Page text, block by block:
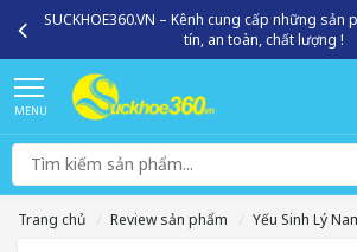
Miễn phí giao hàng toàn quốc - Giao nhanh 2h
MENU
Trang chủ Review sản phẩm Yếu Sinh Lý